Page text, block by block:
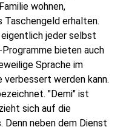
wohnen,
Taschengeld erhalten.
jeder selbst
bieten auch
Sprache im
verbessert werden kann.
"Demi" ist
sich auf die
neben dem Dienst